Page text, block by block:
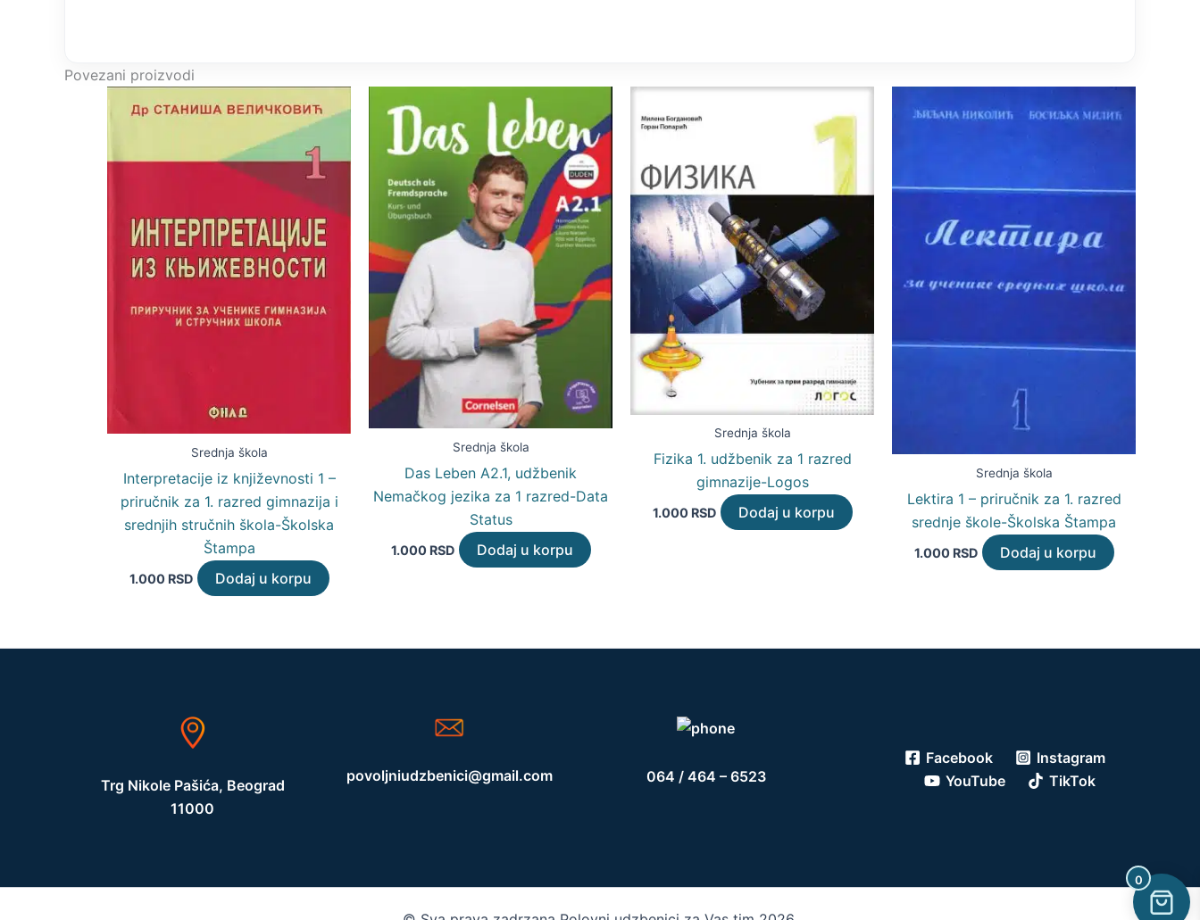
Povezani proizvodi
Srednja škola
Interpretacije iz književnosti 1 –
priručnik za 1. razred gimnazija i
srednjih stručnih škola-Školska
Štampa
1.000 RSD Dodaj u korpu
Srednja škola
Das Leben A2.1, udžbenik
Nemačkog jezika za 1 razred-Data
Status
1.000 RSD Dodaj u korpu
Srednja škola
Fizika 1. udžbenik za 1 razred
gimnazije-Logos
1.000 RSD Dodaj u korpu
Srednja škola
Lektira 1 – priručnik za 1. razred
srednje škole-Školska Štampa
1.000 RSD Dodaj u korpu
Trg Nikole Pašića, Beograd
11000
povoljniudzbenici@gmail.com 064 / 464 – 6523
Facebook
Instagram
YouTube
TikTok
0